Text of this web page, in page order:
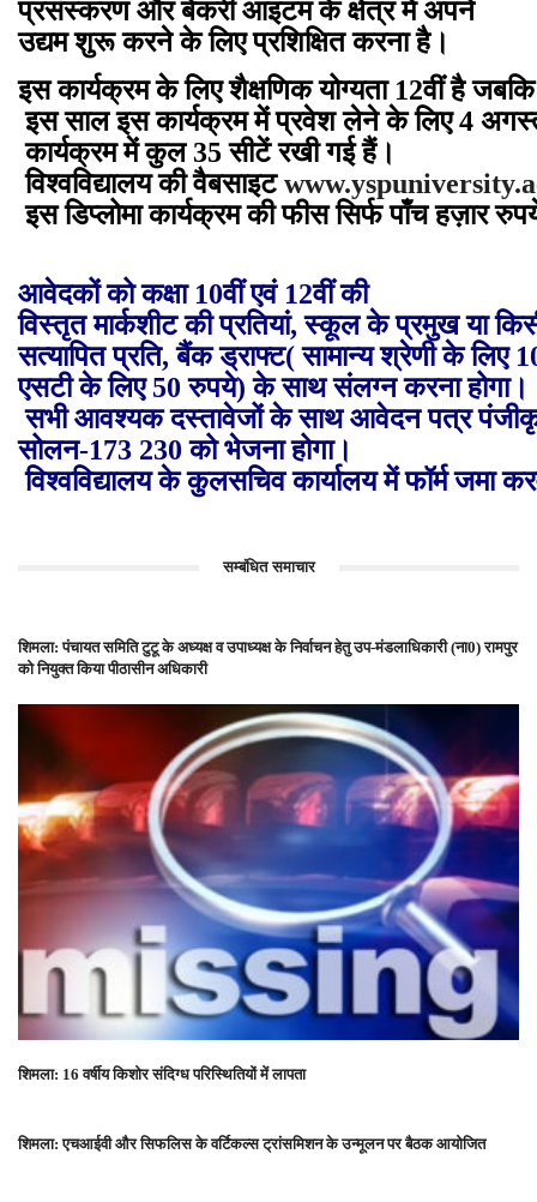
प्रसंस्करण और बेकरी आइटम के क्षेत्र में अपने
उद्यम शुरू करने के लिए प्रशिक्षित करना है।
इस कार्यक्रम के लिए शैक्षणिक योग्यता 12वीं है
इस साल इस कार्यक्रम में प्रवेश लेने के लिए 4
कार्यक्रम में कुल 35 सीटें रखी गई हैं।
विश्वविद्यालय की वैबसाइट
इस डिप्लोमा कार्यक्रम की फीस सिर्फ पाँच हज़ार
आवेदकों को कक्षा 10वीं एवं 12वीं की
विस्तृत मार्कशीट की प्रतियां, स्कूल के प्रमुख या
सत्यापित प्रति, बैंक ड्राफ्ट( सामान्य श्रेणी के
एसटी के लिए 50 रुपये) के साथ संलग्न करना होगा।
सभी आवश्यक दस्तावेजों के साथ आवेदन पत्र पंजीकृत
सोलन-173 230 को भेजना होगा।
विश्वविद्यालय के कुलसचिव कार्यालय में फॉर्म जमा
सम्बंधित समाचार
शिमला: पंचायत समिति टुटू के अध्यक्ष व उपाध्यक्ष के निर्वाचन हेतु उप-मंडलाधिकारी (ना0) रामपुर
को नियुक्त किया पीठासीन अधिकारी
शिमला: 16 वर्षीय किशोर संदिग्ध परिस्थितियों में लापता
शिमला: एचआईवी और सिफलिस के वर्टिकल्स ट्रांसमिशन के उन्मूलन पर बैठक आयोजित